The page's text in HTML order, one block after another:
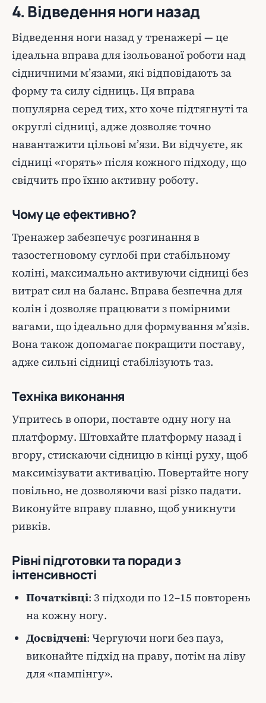
4. Відведення ноги назад
Відведення ноги назад у тренажері — це
ідеальна вправа для ізольованої роботи над
сідничними м’язами, які відповідають за
форму та силу сідниць. Ця вправа
популярна серед тих, хто хоче підтягнуті та
округлі сідниці, адже дозволяє точно
навантажити цільові м’язи. Ви відчуєте, як
сідниці «горять» після кожного підходу, що
свідчить про їхню активну роботу.
Чому це ефективно?
Тренажер забезпечує розгинання в
тазостегновому суглобі при стабільному
коліні, максимально активуючи сідниці без
витрат сил на баланс. Вправа безпечна для
колін і дозволяє працювати з помірними
вагами, що ідеально для формування м’язів.
Вона також допомагає покращити поставу,
адже сильні сідниці стабілізують таз.
Техніка виконання
Упритесь в опори, поставте одну ногу на
платформу. Штовхайте платформу назад і
вгору, стискаючи сідницю в кінці руху, щоб
максимізувати активацію. Повертайте ногу
повільно, не дозволяючи вазі різко падати.
Виконуйте вправу плавно, щоб уникнути
ривків.
Рівні підготовки та поради з
інтенсивності
Початківці: 3 підходи по 12–15 повторень
на кожну ногу.
Досвідчені: Чергуючи ноги без пауз,
виконайте підхід на праву, потім на ліву
для «пампінгу».